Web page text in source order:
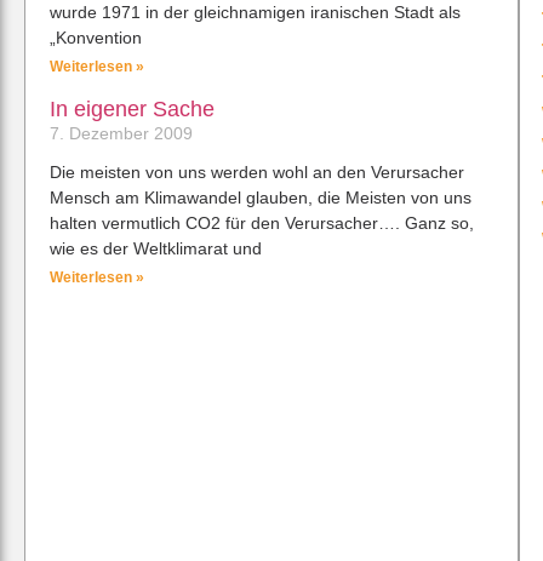
wurde 1971 in der gleichnamigen iranischen Stadt als
„Konvention
Weiterlesen »
In eigener Sache
7. Dezember 2009
Die meisten von uns werden wohl an den Verursacher
Mensch am Klimawandel glauben, die Meisten von uns
halten vermutlich CO2 für den Verursacher…. Ganz so,
wie es der Weltklimarat und
Weiterlesen »